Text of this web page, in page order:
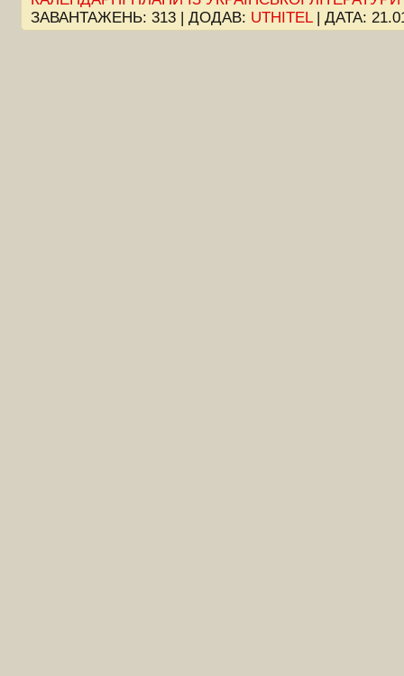
ЗАВАНТАЖЕНЬ: 313 | ДОДАВ: UTHITEL| ДАТА: